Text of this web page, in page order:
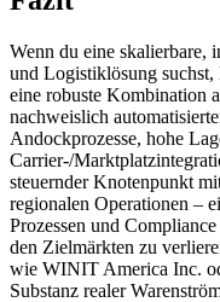
Wenn du eine skalierbare,
und Logistiklösung
eine robuste Kombination
nachweislich
Andockprozesse, hohe
Carrier-/
steuernder Knotenpunkt
regionalen Operationen –
Prozessen und
den Zielmärkten zu
wie WINIT America Inc.
Substanz realer